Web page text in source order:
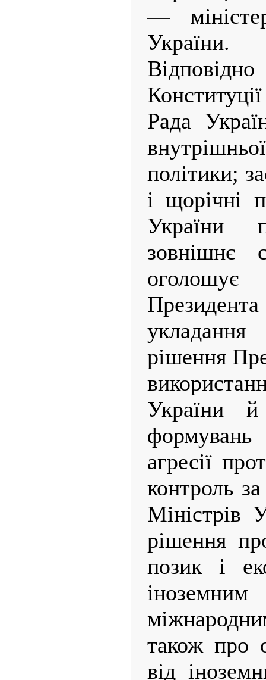
—
України.
Рада
політики;
і щорічні
України
зовнішнє
оголошує
Президента
рішення
України й
формувань
агресії
контроль
Міністрів
рішення
позик і
також про
від